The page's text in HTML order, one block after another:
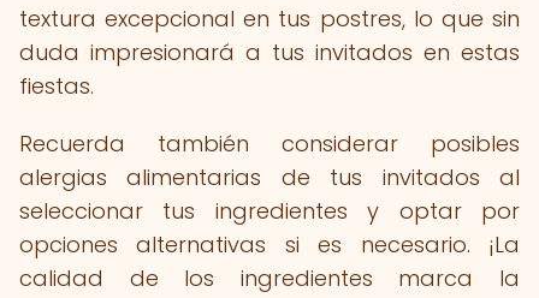
textura excepcional en tus postres, lo que sin
duda impresionará a tus invitados en estas
fiestas.
Recuerda también considerar posibles
alergias alimentarias de tus invitados al
seleccionar tus ingredientes y optar por
opciones alternativas si es necesario. ¡La
calidad de los ingredientes marca la